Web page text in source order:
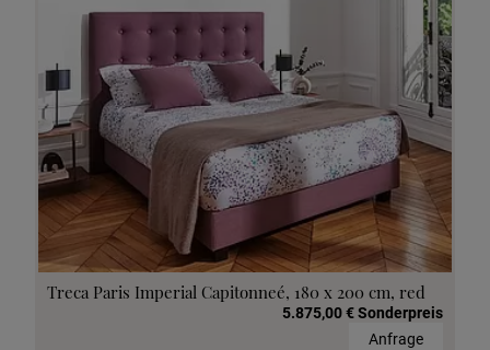
Treca Paris Imperial Capitonneé, 180 x 200 cm, red
5.875,00 € Sonderpreis
Anfrage